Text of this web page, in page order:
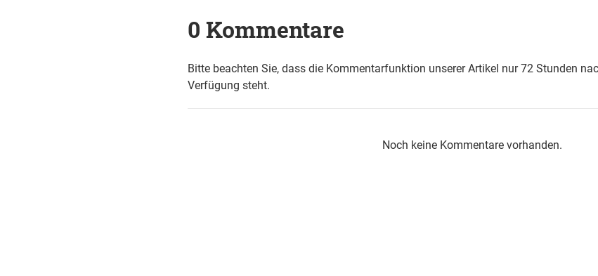
0 Kommentare
Bitte beachten Sie, dass die Kommentarfunktion unserer Artikel nur 72 Stunden
Verfügung steht.
Noch keine Kommentare vorhanden.